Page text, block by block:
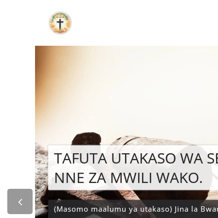
TAFUTA UTAKASO WA
NNE ZA MWILI WAKO.
(Masomo maalumu ya utakaso) Jina la
Bwana Yesu
wako
mafundisho ya
yako/sadaka/